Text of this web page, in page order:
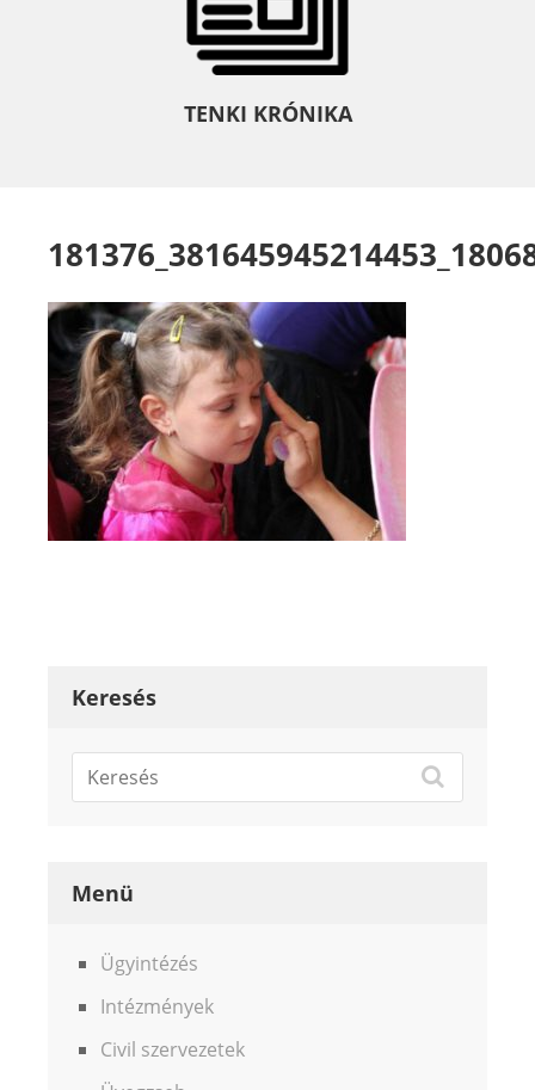
TENKI KRÓNIKA
Keresés
Menü
Ügyintézés
Intézmények
Civil szervezetek